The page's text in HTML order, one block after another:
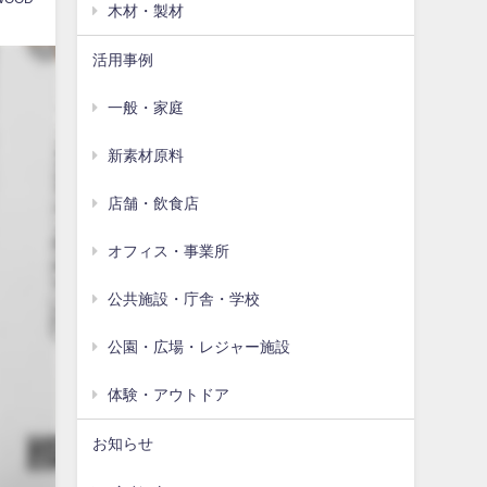
木材・製材
活用事例
一般・家庭
新素材原料
店舗・飲食店
オフィス・事業所
公共施設・庁舎・学校
公園・広場・レジャー施設
体験・アウトドア
お知らせ